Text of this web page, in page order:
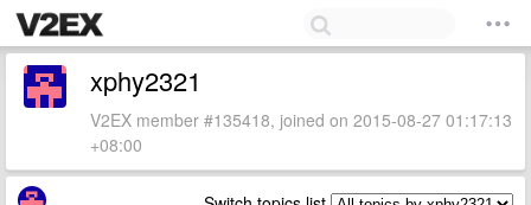
xphy2321
V2EX member #135418, joined on 2015-08-27 01:17:13
+08:00